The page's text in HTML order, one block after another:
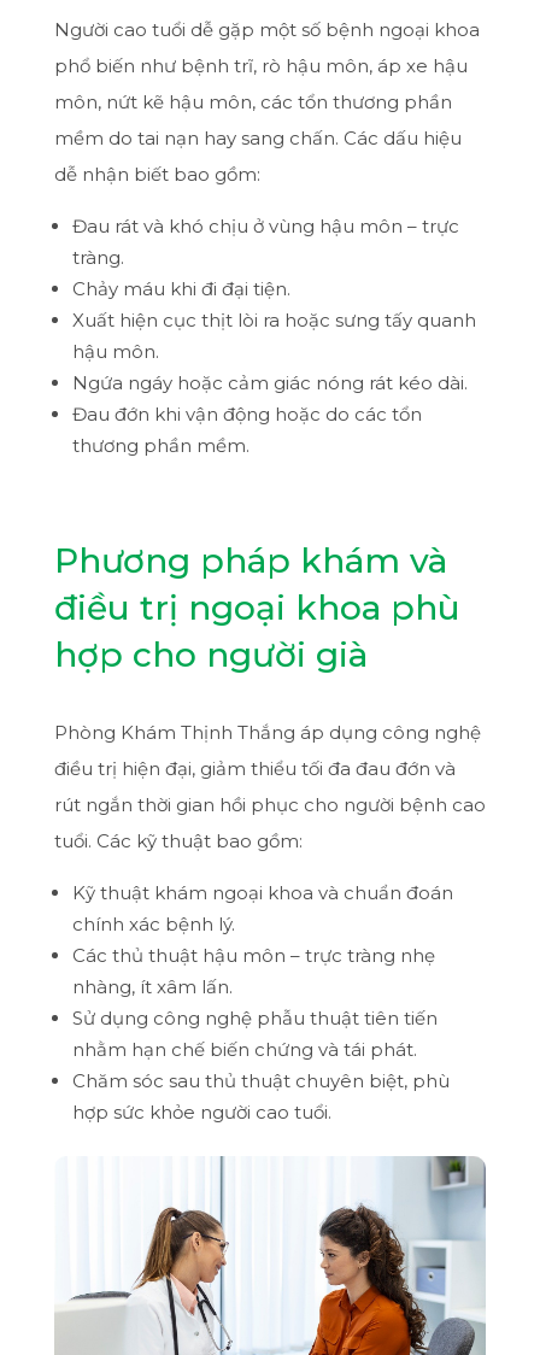
Người cao tuổi dễ gặp một số bệnh ngoại khoa
phổ biến như bệnh trĩ, rò hậu môn, áp xe hậu
môn, nứt kẽ hậu môn, các tổn thương phần
mềm do tai nạn hay sang chấn. Các dấu hiệu
dễ nhận biết bao gồm:
Đau rát và khó chịu ở vùng hậu môn – trực
tràng.
Chảy máu khi đi đại tiện.
Xuất hiện cục thịt lòi ra hoặc sưng tấy quanh
hậu môn.
Ngứa ngáy hoặc cảm giác nóng rát kéo dài.
Đau đớn khi vận động hoặc do các tổn
thương phần mềm.
Phương pháp khám và
điều trị ngoại khoa phù
hợp cho người già
Phòng Khám Thịnh Thắng áp dụng công nghệ
điều trị hiện đại, giảm thiểu tối đa đau đớn và
rút ngắn thời gian hồi phục cho người bệnh cao
tuổi. Các kỹ thuật bao gồm:
Kỹ thuật khám ngoại khoa và chuẩn đoán
chính xác bệnh lý.
Các thủ thuật hậu môn – trực tràng nhẹ
nhàng, ít xâm lấn.
Sử dụng công nghệ phẫu thuật tiên tiến
nhằm hạn chế biến chứng và tái phát.
Chăm sóc sau thủ thuật chuyên biệt, phù
hợp sức khỏe người cao tuổi.